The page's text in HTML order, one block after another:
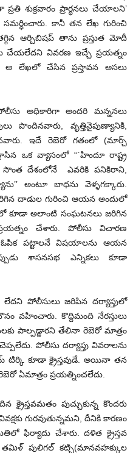
శుక్రవారం ప్రార్ధనలు చేయాలని’
కానీ తన లేఖ గురించి
ఆర్చిబిషప్ తాను ప్రస్తుత మోదీ
చేయలేదని వివరణ ఇచ్చే ప్రయత్నం
ఆ లేఖలో చేసిన ప్రస్తావన అసలు
అధికారిగా అందరి మన్ననలు
పొందినవారు, వృత్తినైపుణ్యానికి,
ఇదే రెబెరో గతంలో (మార్చ్
ఒక వ్యాసంలో “`హిందూ రాష్ట్ర
సొంత దేశంలోనే ఎవరికి పనికిరాని,
అంటూ బాధను వెళ్ళగక్కారు.
దాడుల గురించి ఆయన అందులో
కూడా అలాంటి సంఘటనలు జరిగిన
చేశారు. పోలీసు విచారణ
ఓపిక పట్టాలనే విషయాలను ఆయన
శాసనసభ ఎన్నికలు కూడా
పోలీసులు జరిపిన దర్యాప్తులో
వహించారు. కొద్దిమంది నేరస్తులు
పాల్పడ్డారని తేలినా రెబెరో మాత్రం
పోలీసు దర్యాప్తు వివరాలను
టిర్కి కూడా క్రైస్తవుడే. అయినా తన
ఏమాత్రం ప్రయత్నించలేదు.
పుచ్చుకున్న కొందరు
గురవుతున్నమని, దీనికి కారణం
ఫిర్యాదు చేశారు. దళిత క్రైస్తవ
తమిళ్ పులిగల్ కట్చి(మానవహక్కుల